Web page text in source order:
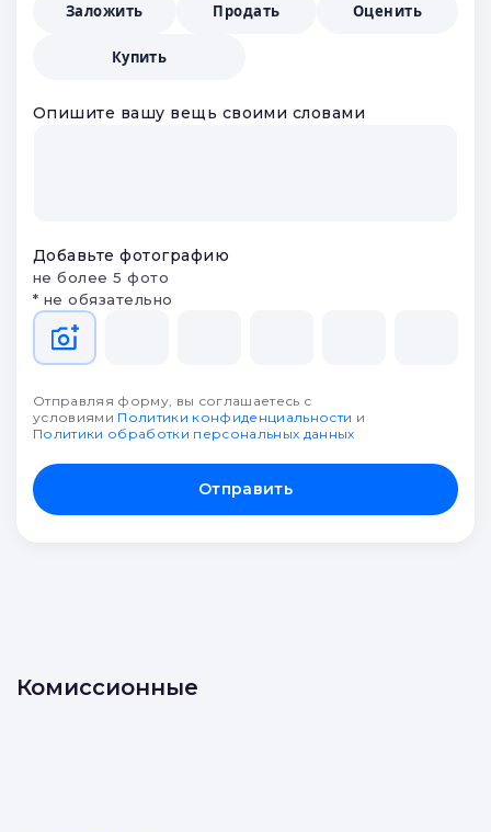
Заложить
Продать Оценить
Купить
Опишите вашу вещь своими словами
Добавьте фотографию
не более 5 фото
* не обязательно
Отправляя форму, вы соглашаетесь с
условиями Политики конфиденциальности и
Политики обработки персональных данных
Отправить
Комиссионные